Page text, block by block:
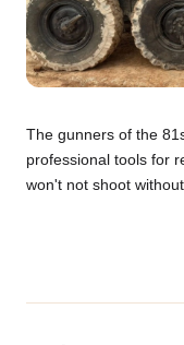
The gunners of the
professional tools for
won't not shoot